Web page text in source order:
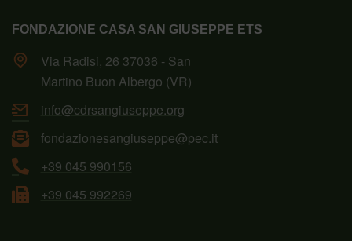
FONDAZIONE CASA SAN GIUSEPPE ETS
Via Radisi, 26 37036 - San
Martino Buon Albergo (VR)
info@cdrsangiuseppe.org
fondazionesangiuseppe@pec.it
+39 045 990156
+39 045 992269